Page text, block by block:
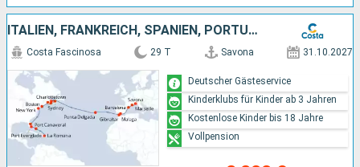
ITALIEN, FRANKREICH, SPANIEN, PORTUGAL, KANADA, VEREINIGTE STAATEN VON AMERIKA, BAHAMAS, DOMINIKANISCHE REPUBLIK
Costa Fascinosa 29 T Savona 31.10.2027
Deutscher Gästeservice
Kinderklubs für Kinder ab 3 Jahren
Kostenlose Kinder bis 18 Jahre
Vollpension